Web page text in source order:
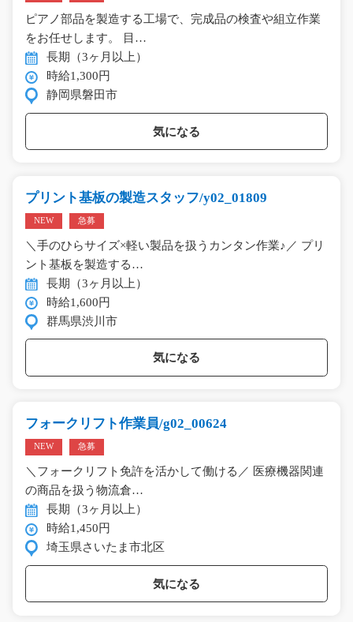
ピアノ部品を製造する工場で、完成品の検査や組立作業
をお任せします。 目…
長期（3ヶ月以上）
時給1,300円
静岡県磐田市
気になる
プリント基板の製造スタッフ/y02_01809
NEW 急募
＼手のひらサイズ×軽い製品を扱うカンタン作業♪／ プリ
ント基板を製造する…
長期（3ヶ月以上）
時給1,600円
群馬県渋川市
気になる
フォークリフト作業員/g02_00624
NEW 急募
＼フォークリフト免許を活かして働ける／ 医療機器関連
の商品を扱う物流倉…
長期（3ヶ月以上）
時給1,450円
埼玉県さいたま市北区
気になる